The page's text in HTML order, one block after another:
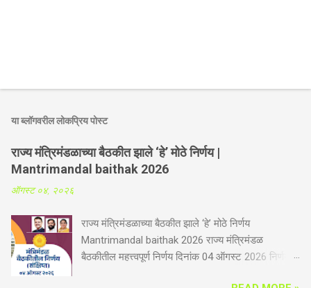
या ब्लॉगवरील लोकप्रिय पोस्ट
राज्य मंत्रिमंडळाच्या बैठकीत झाले ‘हे’ मोठे निर्णय |
Mantrimandal baithak 2026
ऑगस्ट ०४, २०२६
राज्य मंत्रिमंडळाच्या बैठकीत झाले ‘हे’ मोठे निर्णय
Mantrimandal baithak 2026 राज्य मंत्रिमंडळ
बैठकीतील महत्त्वपूर्ण निर्णय दिनांक 04 ऑगस्ट 2026 निर्णय